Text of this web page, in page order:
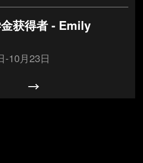
项
发展
“美
与杨
将在
研交流聚合力 ――第
中间艺术基金会
获得者 - Emily
-10月23日